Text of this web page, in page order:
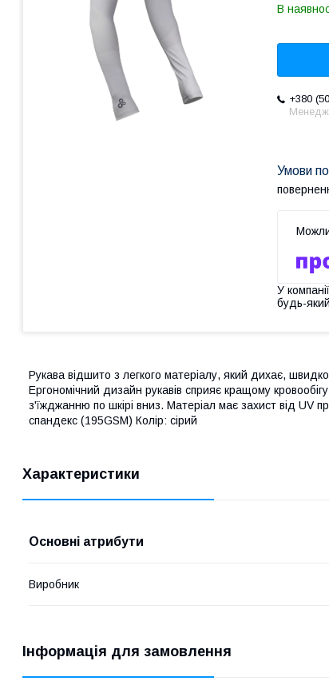
В
+380
У
будь-
Рукава відшито з легкого матеріалу, який дихає,
Ергономічний дизайн рукавів сприяє кращому
з'їжджанню по шкірі вниз. Матеріал має захист від UV
спандекс (195GSM) Колір: сірий
Характеристики
Основні атрибути
Виробник
Інформація для замовлення